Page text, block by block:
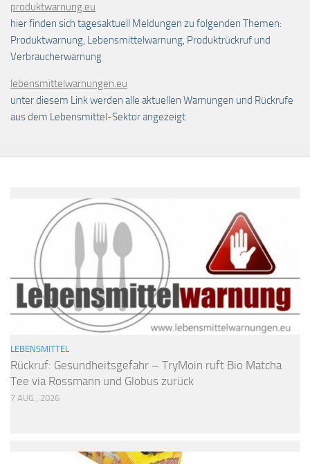
produktwarnung.eu
hier finden sich tagesaktuell Meldungen zu folgenden Themen:
Produktwarnung, Lebensmittelwarnung, Produktrückruf und
Verbraucherwarnung
lebensmittelwarnungen.eu
unter diesem Link werden alle aktuellen Warnungen und Rückrufe
aus dem Lebensmittel-Sektor angezeigt
LEBENSMITTEL
Rückruf: Gesundheitsgefahr – TryMoin ruft Bio Matcha
Tee via Rossmann und Globus zurück
7 AUG., 2026